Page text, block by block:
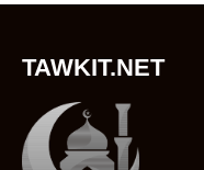
TAWKIT.NET